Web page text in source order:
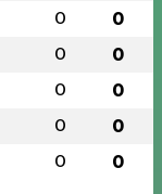
0 0
0 0
0 0
0 0
0 0